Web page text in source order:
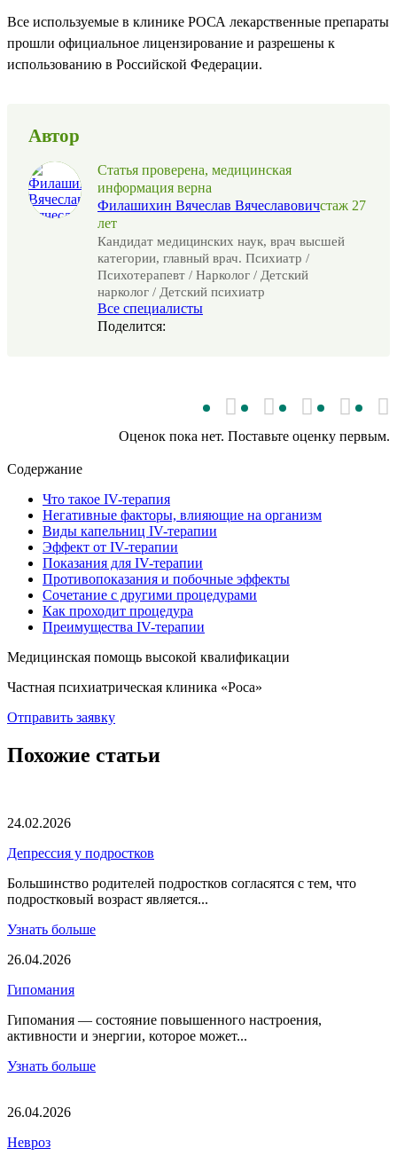
Все используемые в клинике РОСА лекарственные препараты
прошли официальное лицензирование и разрешены к
использованию в Российской Федерации.
Автор
Статья проверена, медицинская
информация верна
Филашихин Вячеслав Вячеславовичcтаж 27
лет
Кандидат медицинских наук, врач высшей
категории, главный врач. Психиатр /
Психотерапевт / Нарколог / Детский
нарколог / Детский психиатр
Все специалисты
Поделится:
Оценок пока нет. Поставьте оценку первым.
Содержание
Что такое IV-терапия
Негативные факторы, влияющие на организм
Виды капельниц IV-терапии
Эффект от IV-терапии
Показания для IV-терапии
Противопоказания и побочные эффекты
Сочетание с другими процедурами
Как проходит процедура
Преимущества IV-терапии
Медицинская помощь высокой квалификации
Частная психиатрическая клиника «Роса»
Отправить заявку
Похожие статьи
24.02.2026
Депрессия у подростков
Большинство родителей подростков согласятся с тем, что
подростковый возраст является...
Узнать больше
26.04.2026
Гипомания
Гипомания — состояние повышенного настроения,
активности и энергии, которое может...
Узнать больше
26.04.2026
Невроз